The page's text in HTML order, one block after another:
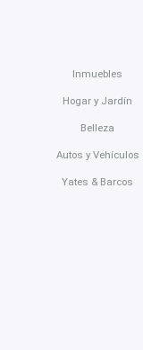
Inmuebles
Hogar y Jardín
Belleza
Autos y Vehículos
Yates & Barcos